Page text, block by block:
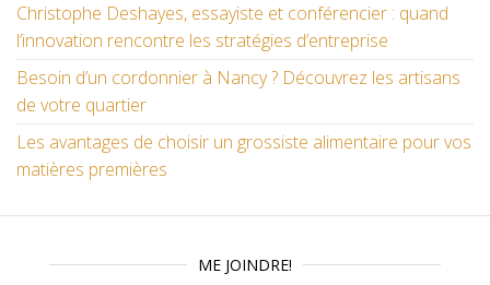
Christophe Deshayes, essayiste et conférencier : quand
l’innovation rencontre les stratégies d’entreprise
Besoin d’un cordonnier à Nancy ? Découvrez les artisans
de votre quartier
Les avantages de choisir un grossiste alimentaire pour vos
matières premières
ME JOINDRE!